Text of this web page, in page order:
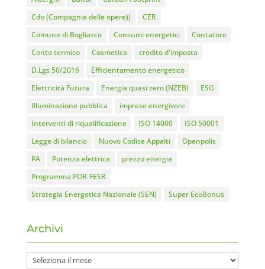
Cdo (Compagnia delle opere))
CER
Comune di Bogliasco
Consumi energetici
Contatore
Conto termico
Cosmetica
credito d'imposta
D.Lgs 50/2016
Efficientamento energetico
Elettricità Futura
Energia quasi zero (NZEB)
ESG
Illuminazione pubblica
imprese energivore
Interventi di riqualificazione
ISO 14000
ISO 50001
Legge di bilancio
Nuovo Codice Appalti
Openpolis
PA
Potenza elettrica
prezzo energia
Programma POR-FESR
Strategia Energetica Nazionale (SEN)
Super EcoBonus
Archivi
Archivi